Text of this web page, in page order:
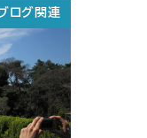
ログ関連